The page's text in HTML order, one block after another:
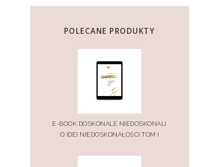
POLECANE PRODUKTY
E-BOOK DOSKONALE NIEDOSKONALI
O IDEI NIEDOSKONAŁOŚCI TOM I